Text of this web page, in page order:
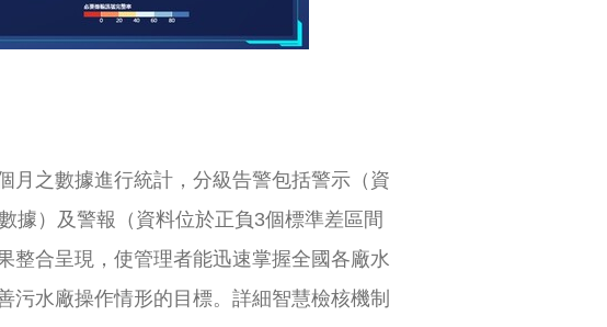
月之數據進行統計，分級告警包括警示（資
據）及警報（資料位於正負3個標準差區間
整合呈現，使管理者能迅速掌握全國各廠水
水廠操作情形的目標。詳細智慧檢核機制